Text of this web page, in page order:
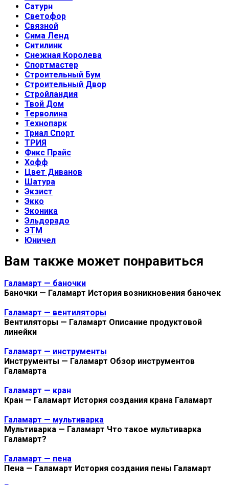
Сатурн
Светофор
Связной
Сима Ленд
Ситилинк
Снежная Королева
Спортмастер
Строительный Бум
Строительный Двор
Стройландия
Твой Дом
Терволина
Технопарк
Триал Спорт
ТРИЯ
Фикс Прайс
Хофф
Цвет Диванов
Шатура
Экзист
Экко
Эконика
Эльдорадо
ЭТМ
Юничел
Вам также может понравиться
Галамарт — баночки
Баночки — Галамарт История возникновения баночек
Галамарт — вентиляторы
Вентиляторы — Галамарт Описание продуктовой
линейки
Галамарт — инструменты
Инструменты — Галамарт Обзор инструментов
Галамарта
Галамарт — кран
Кран — Галамарт История создания крана Галамарт
Галамарт — мультиварка
Мультиварка — Галамарт Что такое мультиварка
Галамарт?
Галамарт — пена
Пена — Галамарт История создания пены Галамарт